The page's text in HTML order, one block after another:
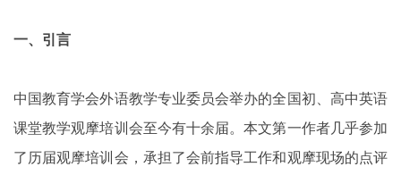
一、引言
中国教育学会外语教学专业委员会举办的全国初、高中英语
课堂教学观摩培训会至今有十余届。本文第一作者几乎参加
了历届观摩培训会，承担了会前指导工作和观摩现场的点评